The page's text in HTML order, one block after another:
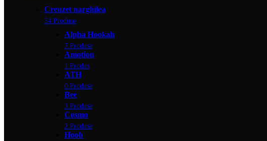
Creuzet narghilea
54 Produse
Alpha Hookah
7 Produse
Amotion
1 Produs
ATH
0 Produse
Bee
3 Produse
Cosmo
2 Produse
Hoob